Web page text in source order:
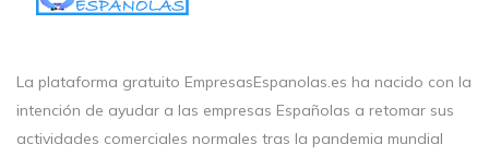
La plataforma gratuito EmpresasEspanolas.es ha nacido con la
intención de ayudar a las empresas Españolas a retomar sus
actividades comerciales normales tras la pandemia mundial